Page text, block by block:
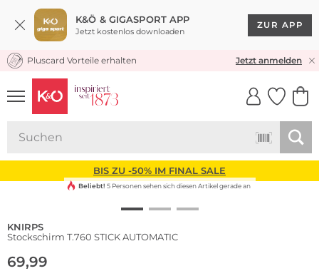
K&Ö & GIGASPORT APP
Jetzt kostenlos downloaden
ZUR APP
KOSTENLOSER VERSAND* & RÜCKVERSAND
Pluscard Vorteile erhalten Jetzt anmelden
UNSERE APP
CLICK &
BIS ZU -50% IM FINAL SALE
Beliebt! 5 Personen sehen sich diesen Artikel gerade an
KNIRPS
Stockschirm T.760 STICK AUTOMATIC
69,99